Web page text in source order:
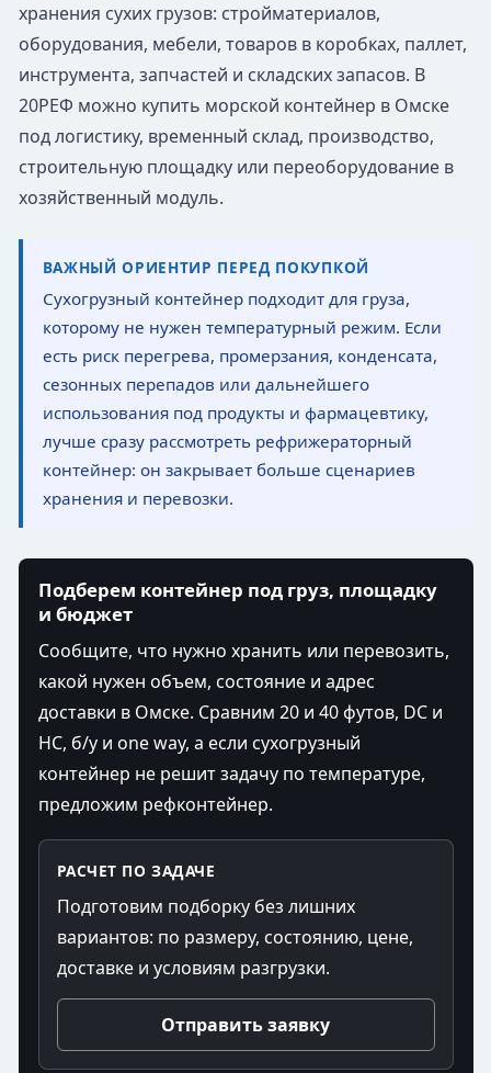
хранения сухих грузов: стройматериалов,
оборудования, мебели, товаров в коробках, паллет,
инструмента, запчастей и складских запасов. В
20РЕФ можно купить морской контейнер в Омске
под логистику, временный склад, производство,
строительную площадку или переоборудование в
хозяйственный модуль.
ВАЖНЫЙ ОРИЕНТИР ПЕРЕД ПОКУПКОЙ
Сухогрузный контейнер подходит для груза,
которому не нужен температурный режим. Если
есть риск перегрева, промерзания, конденсата,
сезонных перепадов или дальнейшего
использования под продукты и фармацевтику,
лучше сразу рассмотреть рефрижераторный
контейнер: он закрывает больше сценариев
хранения и перевозки.
Подберем контейнер под груз, площадку
и бюджет
Сообщите, что нужно хранить или перевозить,
какой нужен объем, состояние и адрес
доставки в Омске. Сравним 20 и 40 футов, DC и
HC, б/у и one way, а если сухогрузный
контейнер не решит задачу по температуре,
предложим рефконтейнер.
РАСЧЕТ ПО ЗАДАЧЕ
Подготовим подборку без лишних
вариантов: по размеру, состоянию, цене,
доставке и условиям разгрузки.
Отправить заявку